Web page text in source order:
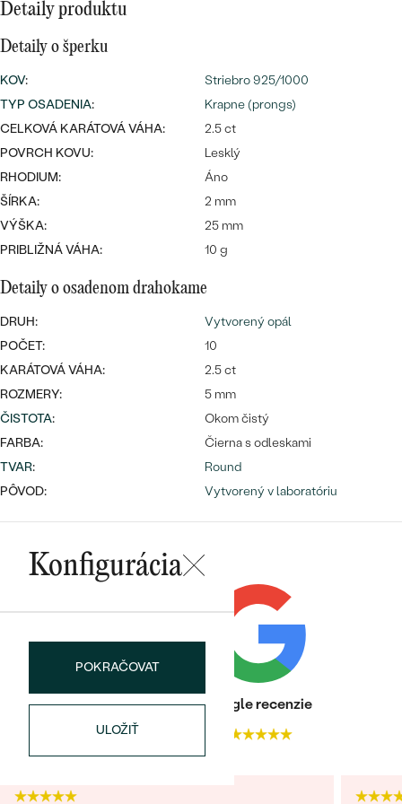
Najpredávanejšie
svadobné
obrúčky
DRAHOKAM
PODĽA MATERIÁLU
ZLATO
PLATINA
STRIEBRO
Wave kolekcia
S DRAHOKAMAMI
S LAB GROWN DIAMANTMI
S PERLAMI
PODĽA ŠTÝLU
PERSONALIZOVANÉ
SYMBOLICKÉ
MINIMALISTICKÉ
PODĽA PRÍLEŽITOSTI
PODĽA FARBY
PODĽA TVARU DRAHOKAMU
NA MIERU
DIAMANTY
Najpredávanejšie
náušnice
CENOVO DOSTUPNÉ
Personalizované
prívesky
LUXUSNÉ
Najpredávanejšie
PREZRIEŤ
Detaily produktu
Detaily o šperku
KOV:
Striebro 925/1000
TYP OSADENIA:
Krapne (prongs)
CELKOVÁ KARÁTOVÁ VÁHA:
2.5 ct
POVRCH KOVU:
Lesklý
RHODIUM:
Áno
ŠÍRKA:
2 mm
VÝŠKA:
25 mm
PRIBLIŽNÁ VÁHA:
10 g
Detaily o osadenom drahokame
DRUH:
Vytvorený opál
POČET:
10
KARÁTOVÁ VÁHA:
2.5 ct
ROZMERY:
5 mm
ČISTOTA:
Okom čistý
FARBA:
Čierna s odleskami
TVAR:
Round
PÔVOD:
Vytvorený v laboratóriu
Konfigurácia
POKRAČOVAT
ULOŽIŤ
Heuréka recenzie
4.9
Google recenzie